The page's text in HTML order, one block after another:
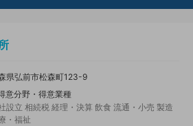
県弘前市松森町123-9
意分野・得意業種
設立 相続税 経理・決算 飲食 流通・小売 製造
・福祉